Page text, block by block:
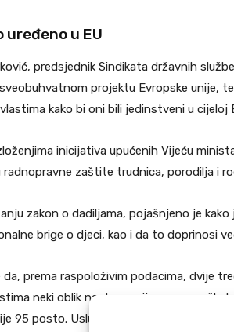
uređeno u EU
predsjednik Sindikata državnih
projektu Evropske unije,
kako bi oni bili jedinstveni u cijeloj
inicijativa upućenih Vijeću
radnopravne zaštite trudnica, porodilja i
zakon o dadiljama, pojašnjeno je
brige o djeci, kao i da to doprinosi
da, prema raspoloživim podacima, dvije
neki oblik nastave prije osnovne
95 posto. Usluge “čuvanja djece” u